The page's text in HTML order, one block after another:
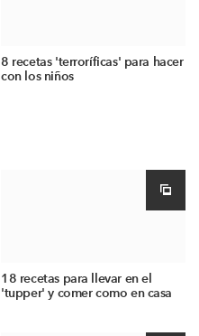
8 recetas 'terroríficas' para hacer
con los niños
18 recetas para llevar en el
'tupper' y comer como en casa